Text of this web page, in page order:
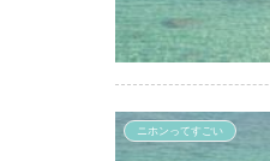
ニホンってすごい